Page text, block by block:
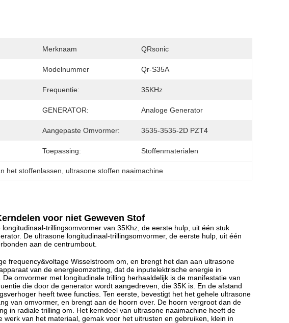
Merknaam QRsonic
Modelnummer Qr-S35A
Frequentie: 35KHz
GENERATOR: Analoge Generator
Aangepaste Omvormer: 3535-3535-2D PZT4
Toepassing: Stoffenmaterialen
het stoffenlassen ultrasone stoffen naaimachine
voor niet Geweven Stof
trillingsomvormer van 35Khz, de eerste hulp, uit één stuk
De ultrasone longitudinaal-trillingsomvormer, de eerste hulp, uit één
aan de centrumbout.
frequency&voltage Wisselstroom om, en brengt het dan aan ultrasone
van de energieomzetting, dat de inputelektrische energie in
omvormer met longitudinale trilling herhaaldelijk is de manifestatie van
die door de generator wordt aangedreven, die 35K is. En de afstand
heeft twee functies. Ten eerste, bevestigt het het gehele ultrasone
van omvormer, en brengt aan de hoorn over. De hoorn vergroot dan de
in radiale trilling om. Het kerndeel van ultrasone naaimachine heeft de
van het materiaal, gemak voor het uitrusten en gebruiken, klein in